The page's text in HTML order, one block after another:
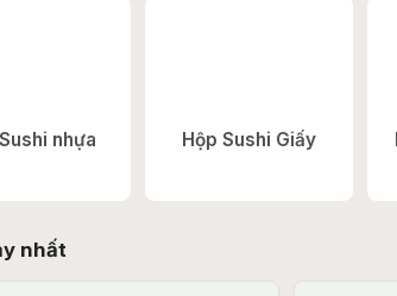
nhựa Hộp Sushi Giấy
nhất